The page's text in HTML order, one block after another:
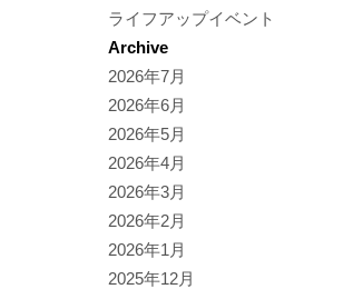
ライフアップイベント
Archive
2026年7月
2026年6月
2026年5月
2026年4月
2026年3月
2026年2月
2026年1月
2025年12月